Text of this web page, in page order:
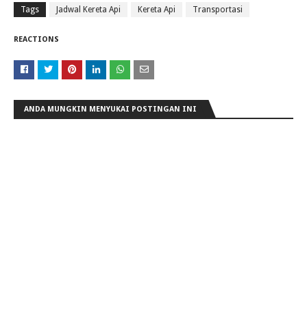
Tags Jadwal Kereta Api Kereta Api Transportasi
REACTIONS
ANDA MUNGKIN MENYUKAI POSTINGAN INI